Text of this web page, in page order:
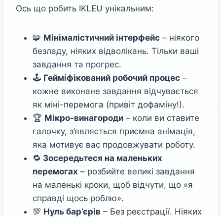
Ось що робить IKLEU унікальним:
🧩 Мінімалістичний інтерфейс – ніякого
безладу, ніяких відволікань. Тільки ваші
завдання та прогрес.
🕹️ Гейміфікований робочий процес –
кожне виконане завдання відчувається
як міні-перемога (привіт дофаміну!).
🏆 Мікро-винагороди – коли ви ставите
галочку, з’являється приємна анімація,
яка мотивує вас продовжувати роботу.
🔁 Зосередьтеся на маленьких
перемогах – розбийте великі завдання
на маленькі кроки, щоб відчути, що «я
справді щось роблю».
💯 Нуль бар’єрів – Без реєстрації. Ніяких